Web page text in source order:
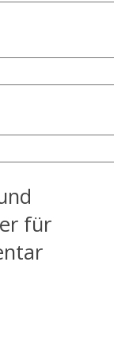
für